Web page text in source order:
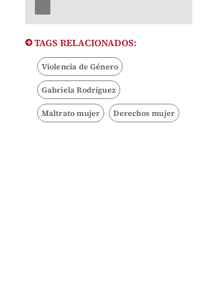
TAGS RELACIONADOS:
Violencia de Género
Gabriela Rodríguez
Maltrato mujer Derechos mujer